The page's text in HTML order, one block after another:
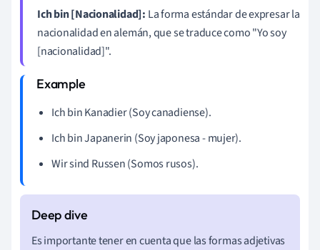
Ich bin [Nacionalidad]: La forma estándar de expresar la
nacionalidad en alemán, que se traduce como "Yo soy
[nacionalidad]".
Ich bin Kanadier (Soy canadiense).
Ich bin Japanerin (Soy japonesa - mujer).
Wir sind Russen (Somos rusos).
Es importante tener en cuenta que las formas adjetivas